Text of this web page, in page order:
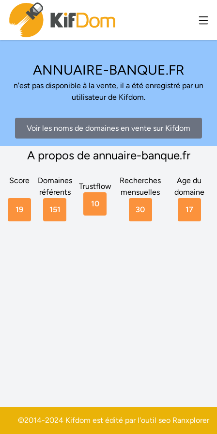
ANNUAIRE-BANQUE.FR
n'est pas disponible à la vente, il a été enregistré par un
utilisateur de Kifdom.
Voir les noms de domaines en vente sur Kifdom
A propos de annuaire-banque.fr
Score
19
Domaines
référents
151
Trustflow
10
Recherches
mensuelles
30
Age du
domaine
17
©2014-2024 Kifdom est édité par l'outil seo Ranxplorer